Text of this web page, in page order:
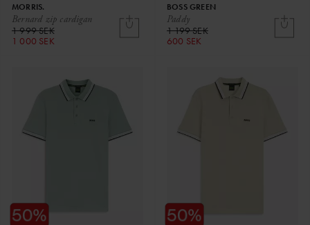
Bernard zip cardigan
MORRIS.
1 999 SEK
1 000 SEK
Paddy
BOSS GREEN
1 199 SEK
600 SEK